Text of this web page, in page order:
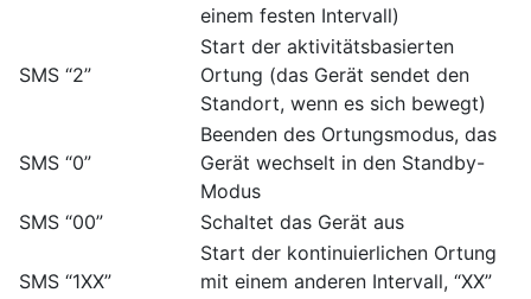
einem festen Intervall)
SMS “2”
Start der aktivitätsbasierten
Ortung (das Gerät sendet den
Standort, wenn es sich bewegt)
SMS “0”
Beenden des Ortungsmodus, das
Gerät wechselt in den Standby-
Modus
SMS “00”
Schaltet das Gerät aus
SMS “1XX”
Start der kontinuierlichen Ortung
mit einem anderen Intervall, “XX”